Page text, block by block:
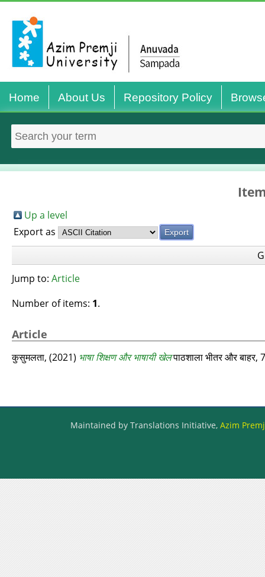
Home About Us Repository Policy
Up a level
Export as
Jump to: Article
Number of items: 1.
Article
कुसुमलता, (2021) भाषा शिक्षण और भाषायी खेलपाठशाला भीतर और
Maintained by Translations Initiative, Azim